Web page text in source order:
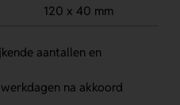
120 x 40 mm
aantallen en
na akkoord